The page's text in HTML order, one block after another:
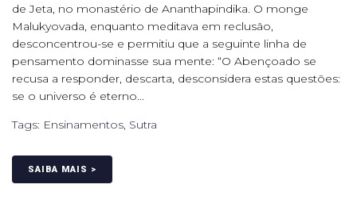
de Jeta, no monastério de Ananthapindika. O monge
Malukyovada, enquanto meditava em reclusão,
desconcentrou-se e permitiu que a seguinte linha de
pensamento dominasse sua mente: “O Abençoado se
recusa a responder, descarta, desconsidera estas questões:
se o universo é eterno...
Tags: Ensinamentos, Sutra
SAIBA MAIS >